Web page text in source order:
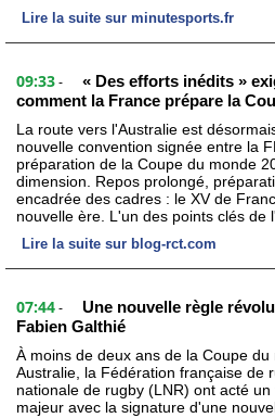
Lire la suite sur minutesports.fr
09:33 -
« Des efforts inédits »
comment la France prépare la
La route vers l'Australie est
nouvelle convention signée entre la
préparation de la Coupe du monde
dimension. Repos prolongé,
encadrée des cadres : le XV de
nouvelle ère. L'un des points clés de
Lire la suite sur blog-rct.com
07:44 -
Une nouvelle règle
Fabien Galthié
À moins de deux ans de la Coupe du
Australie, la Fédération française de
nationale de rugby (LNR) ont acté
majeur avec la signature d'une